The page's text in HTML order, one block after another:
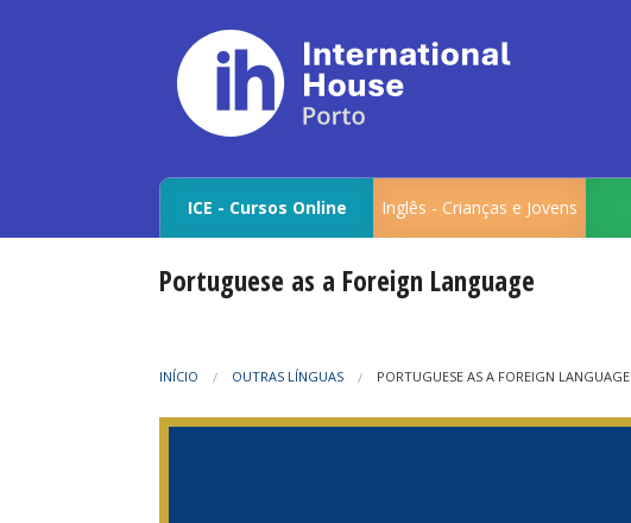
ICE - Cursos Online Inglês - Crianças e Jovens
Portuguese as a Foreign Language
INÍCIO OUTRAS LÍNGUAS PORTUGUESE AS A FOREIGN LANGUAGE